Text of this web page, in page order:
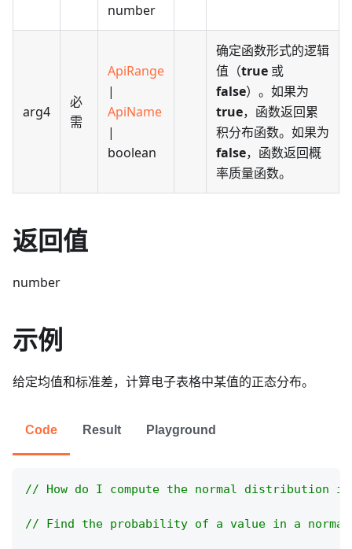
number
arg4
必
需
ApiRange
|
ApiName
|
boolean
确定函数形式的逻辑
值（true 或
false）。如果为
true，函数返回累
积分布函数。如果为
false，函数返回概
率质量函数。
返回值
number
示例
给定均值和标准差，计算电子表格中某值的正态分布。
Code Result Playground
// How do I compute the normal distribution in
// Find the probability of a value in a normal